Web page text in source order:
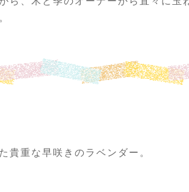
貴重な早咲きのラベンダー。